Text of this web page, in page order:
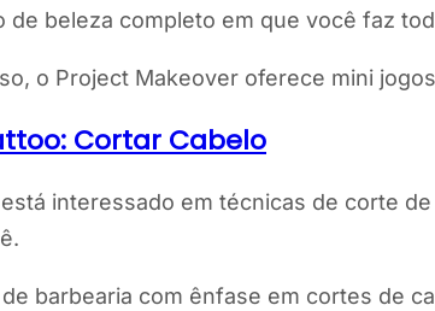
de beleza completo em que você faz
o Project Makeover oferece mini
Cortar Cabelo
interessado em técnicas de corte
barbearia com ênfase em cortes de